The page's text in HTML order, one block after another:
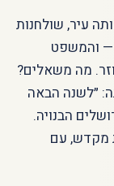
עיר, שולחנות
— והמשפט
מה משאלים?
״לשנה הבאה
הבנויה.
מקדש, עם